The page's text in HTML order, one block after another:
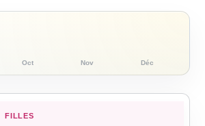
Oct Nov Déc
FILLES